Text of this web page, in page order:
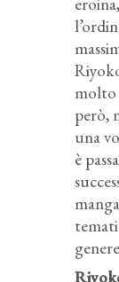
molto
però,
una
è